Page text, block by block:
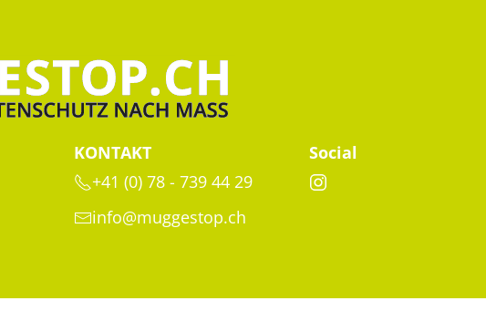
KONTAKT
+41 (0) 78 - 739 44 29
info@muggestop.ch
Social